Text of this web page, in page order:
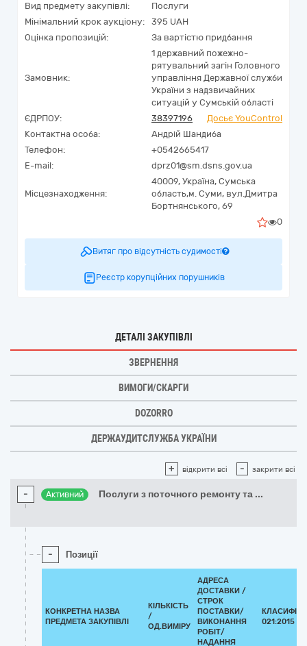
Вид предмету закупівлі:
Послуги
Мінімальний крок аукціону:
395 UAH
Оцінка пропозицій:
За вартістю придбання
Замовник:
1 державний пожежно-
рятувальний загін Головного
управління Державної служби
України з надзвичайних
ситуацій у Сумській області
ЄДРПОУ:
38397196
Досьє YouControl
Контактна особа:
Андрій Шандиба
Телефон:
+0542665417
E-mail:
dprz01@sm.dsns.gov.ua
Місцезнаходження:
40009, Україна, Сумська
область,м. Суми, вул.Дмитра
Бортнянського, 69
0
Витяг про відсутність судимості
Реєстр корупційних порушників
ДЕТАЛІ ЗАКУПІВЛІ
ЗВЕРНЕННЯ
ВИМОГИ/СКАРГИ
DOZORRO
ДЕРЖАУДИТСЛУЖБА УКРАЇНИ
+ відкрити всі - закрити всі
- Активний Послуги з поточного ремонту та ...
- Позиції
КОНКРЕТНА НАЗВА
ПРЕДМЕТА ЗАКУПІВЛІ
КІЛЬКІСТЬ
/
ОД.ВИМІРУ
АДРЕСА
ДОСТАВКИ /
СТРОК
ПОСТАВКИ/
ВИКОНАННЯ
РОБІТ/
НАДАННЯ
021:2015